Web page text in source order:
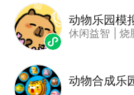
动物乐园模
休闲益智 烧
动物合成乐